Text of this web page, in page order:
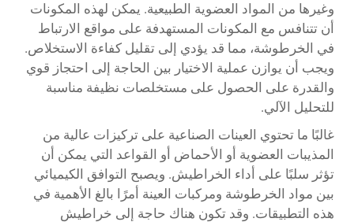
وغيرها من المواد العضوية الطبيعية. يمكن لهذه المكونات
أن تتنافس مع المكونات المستهدفة على مواقع الارتباط
في الخرطوشة، مما قد يؤدي إلى تقليل كفاءة الاستخلاص.
ويجب أن يوازن عملية الاختيار بين الحاجة إلى احتجاز قوي
والقدرة على الحصول على مستخلصات نظيفة مناسبة
للتحليل الآلي.
غالبًا ما تحتوي العينات الصناعية على تركيزات عالية من
المذيبات العضوية أو الأحماض أو القواعد التي يمكن أن
تؤثر سلبًا على أداء الخراطيش. ويصبح التوافق الكيميائي
بين مواد الخرطوشة ومركبات العينة أمرًا بالغ الأهمية في
هذه التطبيقات. وقد تكون هناك حاجة إلى خراطيش